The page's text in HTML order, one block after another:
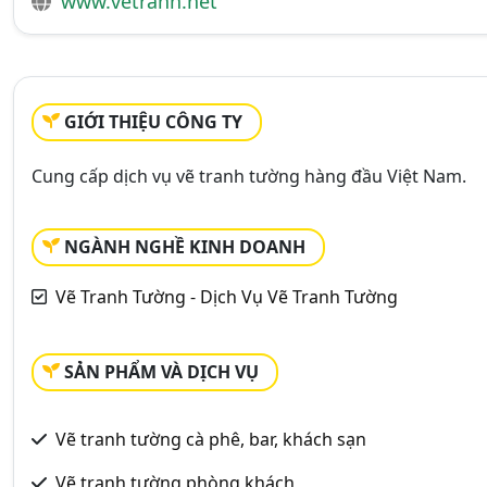
GIỚI THIỆU CÔNG TY
Cung cấp dịch vụ vẽ tranh tường hàng đầu Việt Nam.
NGÀNH NGHỀ KINH DOANH
Vẽ Tranh Tường - Dịch Vụ Vẽ Tranh Tường
SẢN PHẨM VÀ DỊCH VỤ
Vẽ tranh tường cà phê, bar, khách sạn